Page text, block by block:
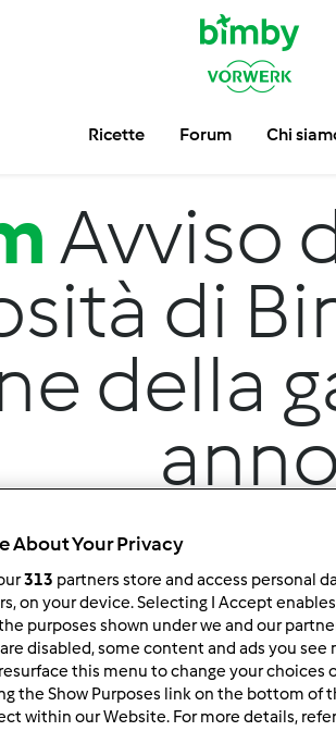
Ricette Forum Chi
Avviso
di
della
anno
per:
più recenti
Risultati
10
About Your Privacy
313 partners store and access personal
on your device. Selecting I Accept
purposes shown under we and our
disabled, some content and ads you see
this menu to change your choices
the Show Purposes link on the bottom of
within our Website. For more details,